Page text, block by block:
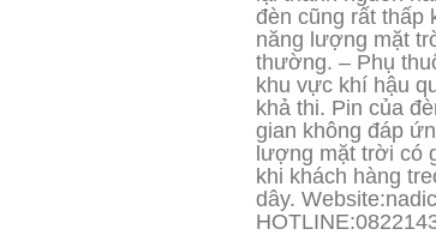
đèn cũng rất thấp
năng lượng mặt
thường. – Phụ
khu vực khí hậu
khả thi. Pin của
gian không đáp
lượng mặt trời có
khi khách hàng
dây.